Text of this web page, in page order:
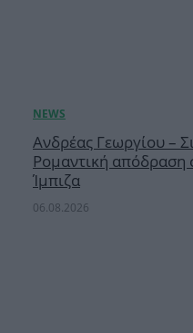
Ανδρέας Γεωργίου –
Ρομαντική απόδραση
Ίμπιζα
06.08.2026